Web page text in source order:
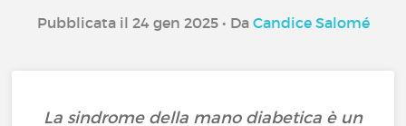
Pubblicata il 24 gen 2025 • Da Candice Salomé
La sindrome della mano diabetica è un